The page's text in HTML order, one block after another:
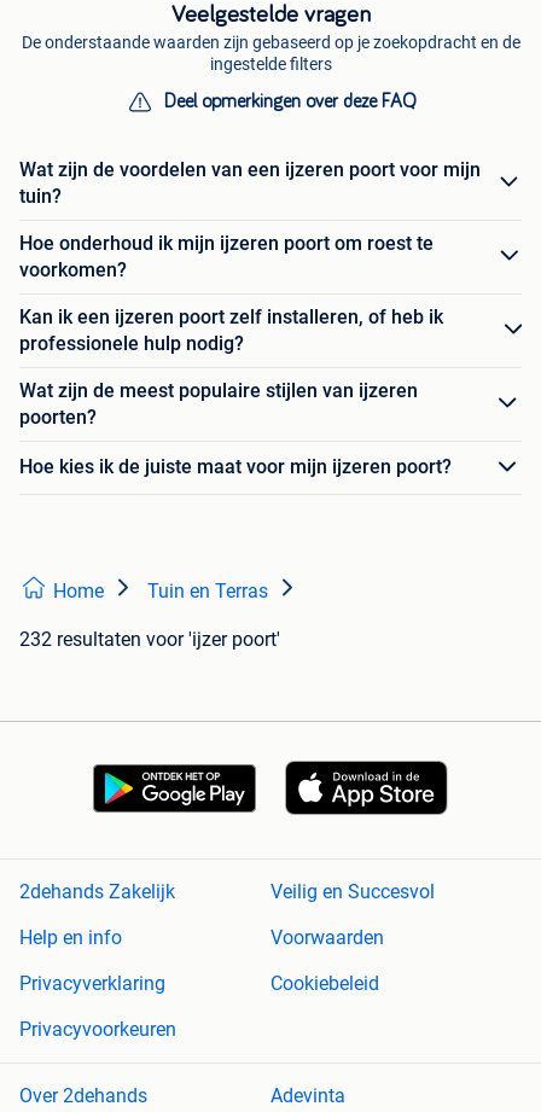
Veelgestelde vragen
De onderstaande waarden zijn gebaseerd op je zoekopdracht en de
ingestelde filters
Deel opmerkingen over deze FAQ
Wat zijn de voordelen van een ijzeren poort voor mijn
tuin?
Hoe onderhoud ik mijn ijzeren poort om roest te
voorkomen?
Kan ik een ijzeren poort zelf installeren, of heb ik
professionele hulp nodig?
Wat zijn de meest populaire stijlen van ijzeren
poorten?
Hoe kies ik de juiste maat voor mijn ijzeren poort?
Home Tuin en Terras
232 resultaten voor 'ijzer poort'
2dehands Zakelijk
Veilig en Succesvol
Help en info
Voorwaarden
Privacyverklaring
Cookiebeleid
Privacyvoorkeuren
Over 2dehands Adevinta